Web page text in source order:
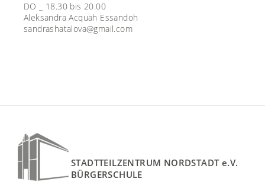
DO _ 18.30 bis 20.00
Aleksandra Acquah Essandoh
sandrashatalova@gmail.com
STADTTEILZENTRUM NORDSTADT e.V.
BÜRGERSCHULE